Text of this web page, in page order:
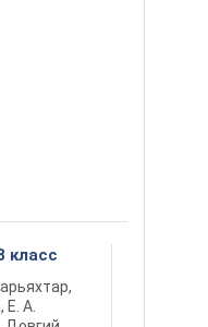
класс
Е. А.